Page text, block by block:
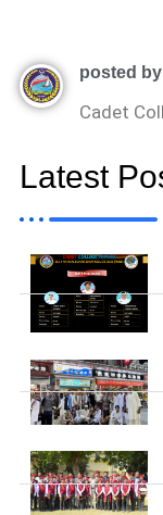
posted
Cadet
Latest